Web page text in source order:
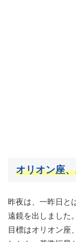
オリオン座
昨夜は、一昨日と
遠鏡を出しました。
目標はオリオン座